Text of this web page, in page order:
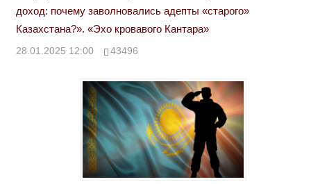
доход: почему заволновались адепты «старого»
Казахстана?». «Эхо кровавого Кантара»
28.01.2025 12:00 43496